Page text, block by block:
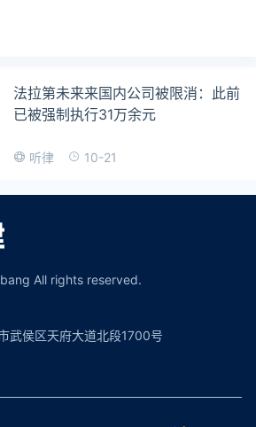
法拉第未来来国内公司被限消：此前
已被强制执行31万余元
听律 10-21
All rights reserved.
武侯区天府大道北段1700号